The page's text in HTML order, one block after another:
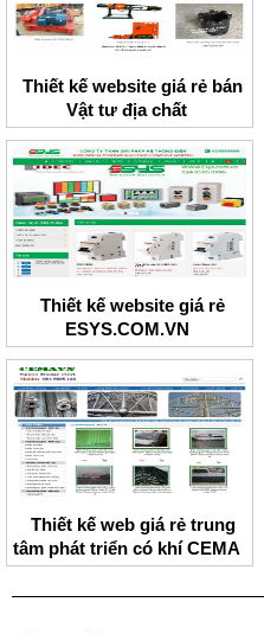
Thiết kế website giá rẻ bán
Vật tư địa chất
Thiết kế website giá rẻ
ESYS.COM.VN
Thiết kế web giá rẻ trung
tâm phát triển có khí CEMA